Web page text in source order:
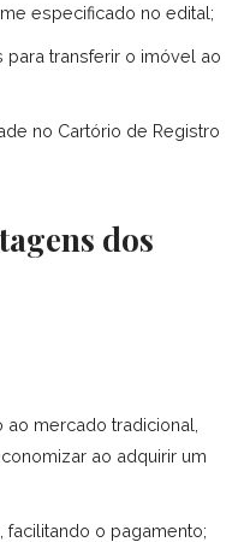
especificado no edital;
para transferir o imóvel ao
no Cartório de Registro
dos
mercado tradicional,
ao adquirir um
facilitando o pagamento;